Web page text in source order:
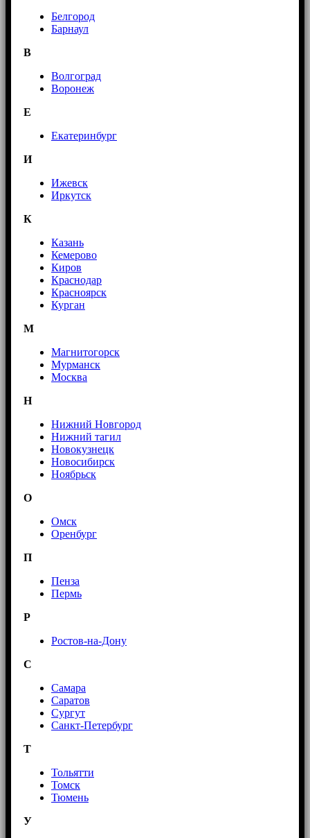
Белгород
Барнаул
В
Волгоград
Воронеж
E
Екатеринбург
И
Ижевск
Иркутск
К
Казань
Кемерово
Киров
Краснодар
Красноярск
Курган
М
Магнитогорск
Мурманск
Москва
Н
Нижний Новгород
Нижний тагил
Новокузнецк
Новосибирск
Ноябрьск
О
Омск
Оренбург
П
Пенза
Пермь
Р
Ростов-на-Дону
С
Самара
Саратов
Сургут
Санкт-Петербург
Т
Тольятти
Томск
Тюмень
У